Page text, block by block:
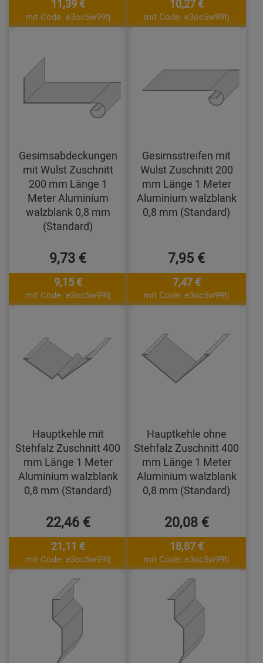
11,39 €
mit Code: e3oc5w99fj
10,27 €
mit Code: e3oc5w99fj
Gesimsabdeckungen
mit Wulst Zuschnitt
200 mm Länge 1
Meter Aluminium
walzblank 0,8 mm
(Standard)
9,73 €
9,15 €
mit Code: e3oc5w99fj
Gesimsstreifen mit
Wulst Zuschnitt 200
mm Länge 1 Meter
Aluminium walzblank
0,8 mm (Standard)
7,95 €
7,47 €
mit Code: e3oc5w99fj
Hauptkehle mit
Stehfalz Zuschnitt 400
mm Länge 1 Meter
Aluminium walzblank
0,8 mm (Standard)
22,46 €
21,11 €
mit Code: e3oc5w99fj
Hauptkehle ohne
Stehfalz Zuschnitt 400
mm Länge 1 Meter
Aluminium walzblank
0,8 mm (Standard)
20,08 €
18,87 €
mit Code: e3oc5w99fj